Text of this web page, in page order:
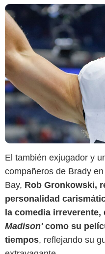
El también exjugador y
compañeros de Brady
Bay, Rob Gronkowski,
personalidad
la comedia irreverente,
Madison' como su
tiempos, reflejando su